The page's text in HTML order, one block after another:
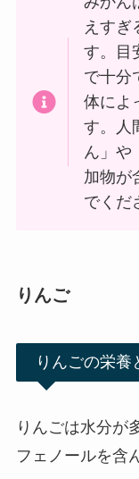
えすぎ
す。目
で十分
体によ
す。人
ん」や
加物が
でくだ
りんご
りんごの栄養
りんごは水分が
フェノールを含